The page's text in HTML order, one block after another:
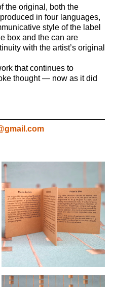
the original, both the
in four languages,
style of the label
box and the can are
with the artist’s original
that continues to
thought — now as it did